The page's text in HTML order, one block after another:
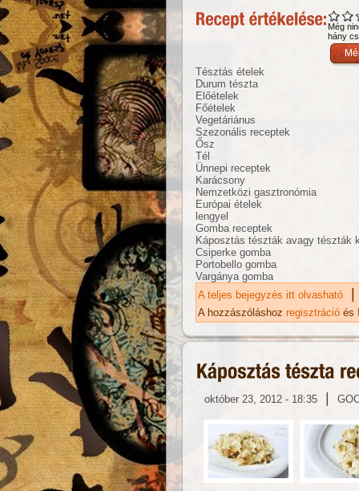
Még
hány
Tésztás ételek
Durum tészta
Előételek
Főételek
Vegetáriánus
Szezonális receptek
Ősz
Tél
Ünnepi receptek
Karácsony
Nemzetközi gasztronómia
Európai ételek
lengyel
Gomba receptek
Káposztás tészták avagy tészták
Csiperke gomba
Portobello gomba
Vargánya gomba
A teljes bejegyzés itt olvasható
|
A hozzászóláshoz regisztráció és
október 23, 2012 - 18:35 |